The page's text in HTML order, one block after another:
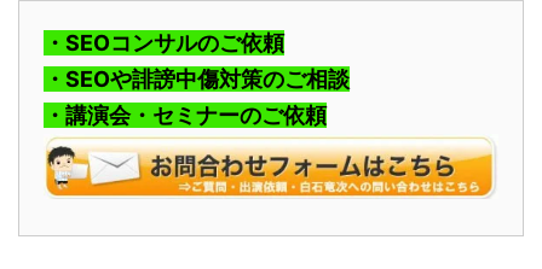
・SEOコンサルのご依頼
・SEOや誹謗中傷対策のご相談
・講演会・セミナーのご依頼